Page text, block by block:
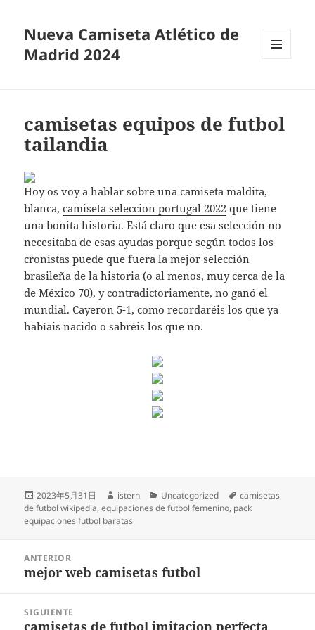
Nueva Camiseta Atlético de
Madrid 2024
camisetas equipos de futbol
tailandia
Hoy os voy a hablar sobre una camiseta maldita,
blanca,camiseta seleccion portugal 2022 que tiene
una bonita historia. Está claro que esa selección no
necesitaba de esas ayudas porque según todos los
cronistas puede que fuera la mejor selección
brasileña de la historia (o al menos, muy cerca de la
de México 70), y contradictoriamente, no ganó el
mundial. Cayeron 5-1, como recordaréis los que ya
habíais nacido o sabréis los que no.
Publicado
el
2023年5月31日 Autor
istern Categorías
Uncategorized Etiquetas
camisetas
de futbol wikipedia,equipaciones de futbol femenino, pack
equipaciones futbol baratas
entradas
ANTERIOR
Entrada
mejor web camisetas futbol
SIGUIENTE
Entrada
camisetas de futbol imitacion perfecta